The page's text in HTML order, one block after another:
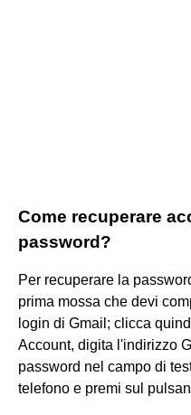
Come recuperare
password?
Per recuperare la
prima mossa che devi
login di Gmail; clicca
Account, digita l'indirizzo
password nel campo di
telefono e premi sul